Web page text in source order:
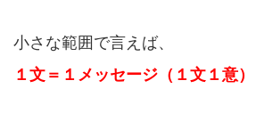
小さな範囲で言えば、
１文＝１メッセージ（１文１意）